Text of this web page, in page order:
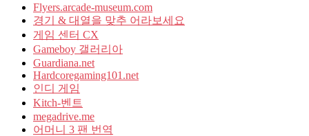
Flyers.arcade-museum.com
경기 & 대열을 맞추 어라보세요
게임 센터 CX
Gameboy 갤러리아
Guardiana.net
Hardcoregaming101.net
인디 게임
Kitch-벤트
megadrive.me
어머니 3 팬 번역